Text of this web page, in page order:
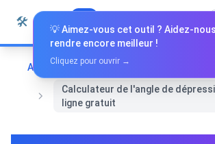
Passer au contenu
🛠️
Accueil
Mathématiques et Géométrie
Calculateur de l'angle de
ligne gratuit
💡 Aimez-vous cet outil ? Aidez-
rendre encore meilleur !
Cliquez pour ouvrir →